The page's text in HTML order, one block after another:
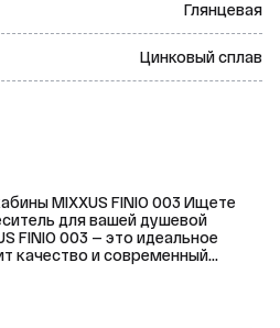
Глянцевая
Цинковый сплав
MIXXUS FINIO 003 Ищете
для вашей душевой
FINIO 003 — это идеальное
качество и современный
MIXXUS. * Страна-